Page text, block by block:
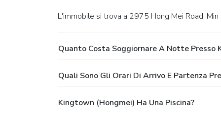
L'immobile si trova a 2975 Hong Mei Road,
Quanto Costa Soggiornare A Notte Presso
Quali Sono Gli Orari Di Arrivo E Partenza
Kingtown (Hongmei) Ha Una Piscina?